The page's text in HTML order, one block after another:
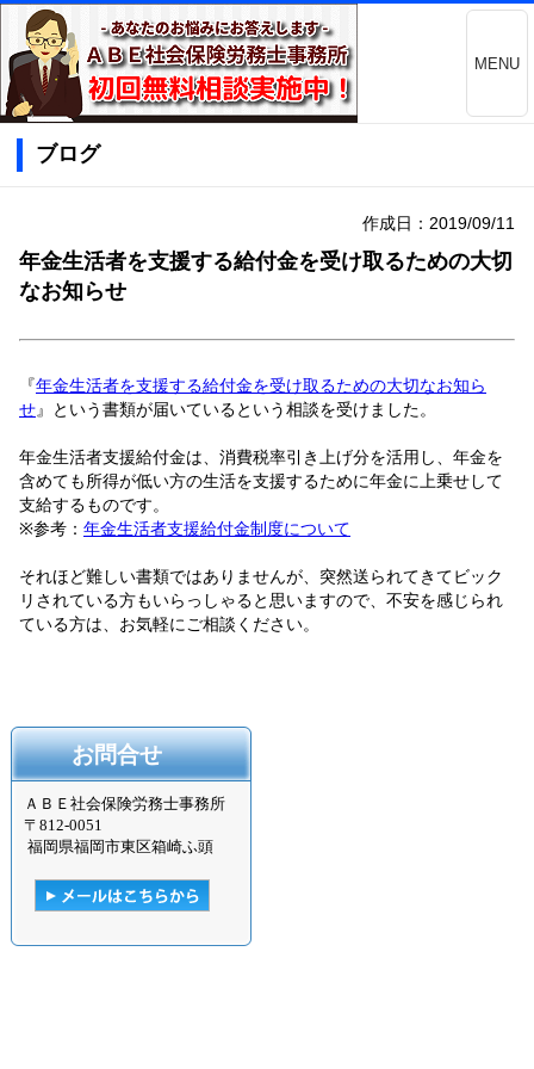
MENU
ブログ
作成日：2019/09/11
年金生活者を支援する給付金を受け取るための大切
なお知らせ
『年金生活者を支援する給付金を受け取るための大切なお知ら
せ』という書類が届いているという相談を受けました。
年金生活者支援給付金は、消費税率引き上げ分を活用し、年金を
含めても所得が低い方の生活を支援するために年金に上乗せして
支給するものです。
※参考： 年金生活者支援給付金制度について
それほど難しい書類ではありませんが、突然送られてきてビック
リされている方もいらっしゃると思いますので、不安を感じられ
ている方は、お気軽にご相談ください。
お問合せ
ＡＢＥ社会保険労務士事務所
〒 812-0051
福岡県福岡市東区箱崎ふ頭